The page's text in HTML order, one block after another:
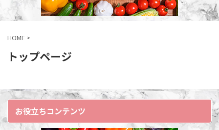
HOME >
トップページ
お役立ちコンテンツ